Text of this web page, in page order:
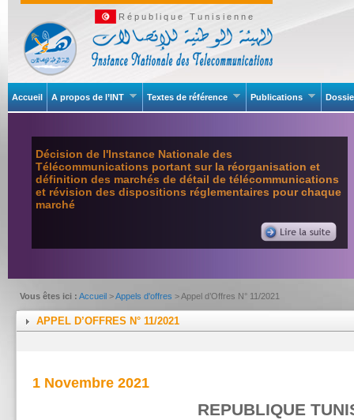
République Tunisienne
Accueil A propos de l’INT Textes de référence Publications
Décision de l'Instance Nationale des
Télécommunications portant sur la réorganisation et
définition des marchés de détail de télécommunications
et révision des dispositions réglementaires pour chaque
marché
Vous êtes ici : Accueil >Appels d'offres > Appel d’Offres N° 11/2021
APPEL D’OFFRES N° 11/2021
1 Novembre 2021
REPUBLIQUE